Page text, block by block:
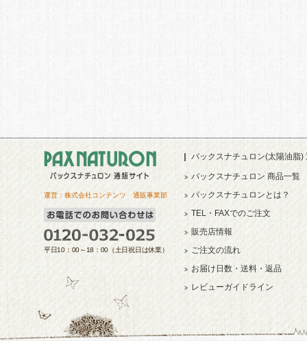
運営：株式会社コンテンツ 通販事業部
平日10：00～18：00（土日祝日は休業）
パックスナチュロン(太陽油脂)
パックスナチュロン 商品一覧
パックスナチュロンとは？
TEL・FAXでのご注文
販売店情報
ご注文の流れ
お届け日数・送料・返品
レビューガイドライン